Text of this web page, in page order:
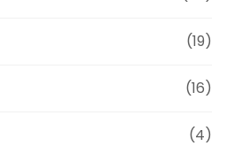
(19)
(16)
(4)